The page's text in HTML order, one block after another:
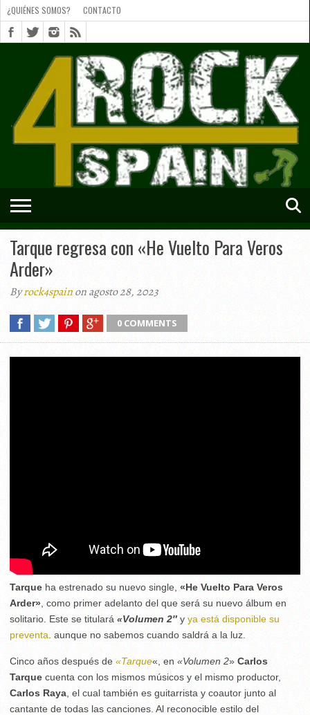
SOMOS?
CONTACTO
SHORTS
¿QUIÉNES SOMOS? CONTACTO
Tarque regresa con «He Vuelto Para Veros
Arder»
Byrock4spainon agosto 28, 2023
0 COMMENTS
Tarque ha estrenado su nuevo single, «He Vuelto Para Veros
Arder» como primer adelanto del que será su nuevo álbum en
solitario. Este se titulará «Volumen 2″ y ya está disponible su
preventa . aunque no sabemos cuando saldrá a la luz.
Cinco años después de «Tarque«, en «Volumen 2» Carlos
Tarque cuenta con los mismos músicos y el mismo productor,
Carlos Raya , el cual también es guitarrista y coautor junto al
cantante de todas las canciones. Al reconocible estilo del